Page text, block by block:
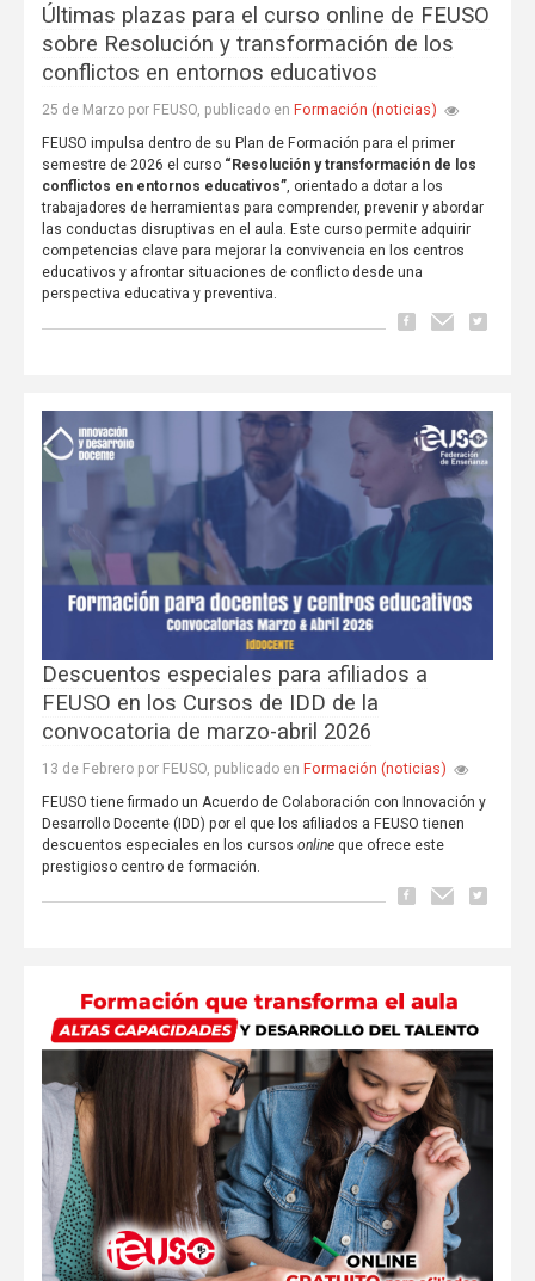
Últimas plazas para el curso online de FEUSO
sobre Resolución y transformación de los
conflictos en entornos educativos
25 de Marzo por FEUSO, publicado en Formación (noticias)
FEUSO impulsa dentro de su Plan de Formación para el primer
semestre de 2026 el curso “Resolución y transformación de los
conflictos en entornos educativos”, orientado a dotar a los
trabajadores de herramientas para comprender, prevenir y abordar
las conductas disruptivas en el aula. Este curso permite adquirir
competencias clave para mejorar la convivencia en los centros
educativos y afrontar situaciones de conflicto desde una
perspectiva educativa y preventiva.
Descuentos especiales para afiliados a
FEUSO en los Cursos de IDD de la
convocatoria de marzo-abril 2026
13 de Febrero por FEUSO, publicado en Formación (noticias)
FEUSO tiene firmado un Acuerdo de Colaboración con Innovación y
Desarrollo Docente (IDD) por el que los afiliados a FEUSO tienen
descuentos especiales en los cursos onlineque ofrece este
prestigioso centro de formación.